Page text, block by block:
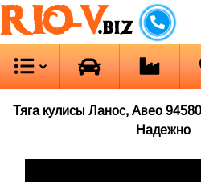
RIO-V.biz
Тяга кулисы Ланос, Авео
Надежно